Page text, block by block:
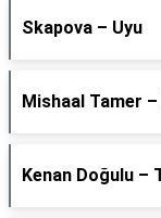
Skapova – Uyu
Mishaal Tamer –
Kenan Doğulu –